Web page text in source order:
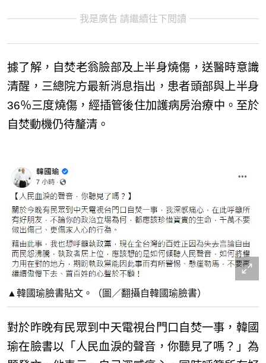
我是廣告 請繼續往下閱讀
據了解，自焚老翁臉部及上半身燒傷，送醫時意識
清醒，三總院方最新消息指出，患者頭部與上半身
36％三度燒傷，經插管後住加護病房治療中。至於
自焚動機仍待釐清。
▲韓國瑜臉書貼文。（圖／翻攝自韓國瑜臉書）
對於昨晚有民眾到中天電視台門口自焚一事，韓國
瑜在臉書以「人民血淚的聲音，你聽見了嗎？」為